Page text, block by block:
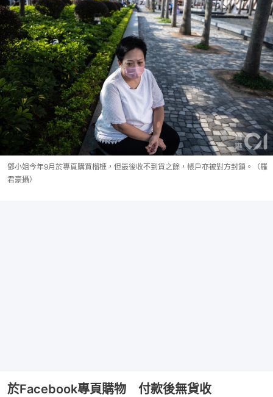
鄧小姐今年9月於專頁購買榴槤，但最後收不到貨之餘，帳戶亦被對方封鎖。（羅
君豪攝）
於Facebook專頁購物 付款後無貨收